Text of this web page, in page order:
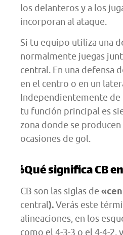
los delanteros y a los
incorporan al ataque.
Si tu equipo utiliza una
normalmente juegas
central. En una defensa
en el centro o en un
Independientemente de
tu función principal es
zona donde se
ocasiones de gol.
¿Qué significa CB
CB son las siglas de
central).Verás este
alineaciones, en los
como el 4-3-3 o el 4-4-2,